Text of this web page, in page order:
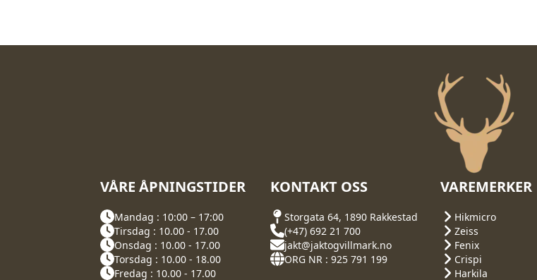
VÅRE ÅPNINGSTIDER
Mandag : 10:00 – 17:00
Tirsdag : 10.00 - 17.00
Onsdag : 10.00 - 17.00
Torsdag : 10.00 - 18.00
Fredag : 10.00 - 17.00
KONTAKT OSS
Storgata 64, 1890 Rakkestad
(+47) 692 21 700
jakt@jaktogvillmark.no
ORG NR : 925 791 199
VAREMERKER
Hikmicro
Zeiss
Fenix
Crispi
Harkila